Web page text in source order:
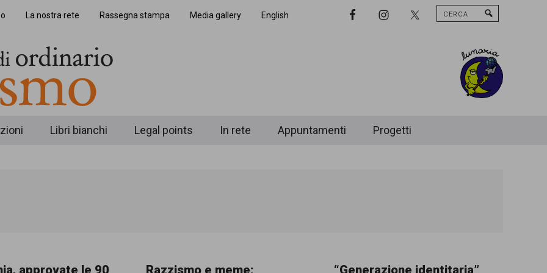
La nostra rete Rassegna stampa Media gallery English
Nav
Cerca
Libri bianchi Legal points In rete Appuntamenti Progetti
approvate le 90
Razzismo e meme:
“Generazione identitaria”